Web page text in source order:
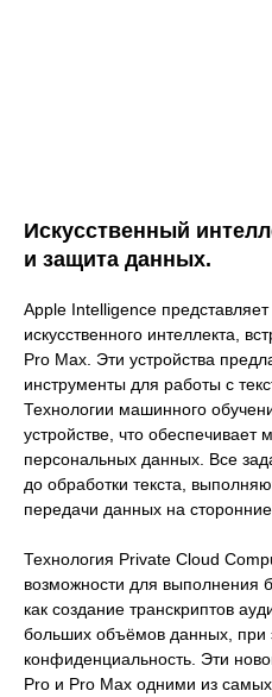
Искусственный
и защита данных.
Apple Intelligence
искусственного интеллекта,
Pro Max. Эти устройства
инструменты для работы с
Технологии машинного
устройстве, что
персональных данных. Все
до обработки текста,
передачи данных на
Технология Private Cloud
возможности для выполнения
как создание транскриптов
больших объёмов данных, при
конфиденциальность. Эти
Pro и Pro Max одними из